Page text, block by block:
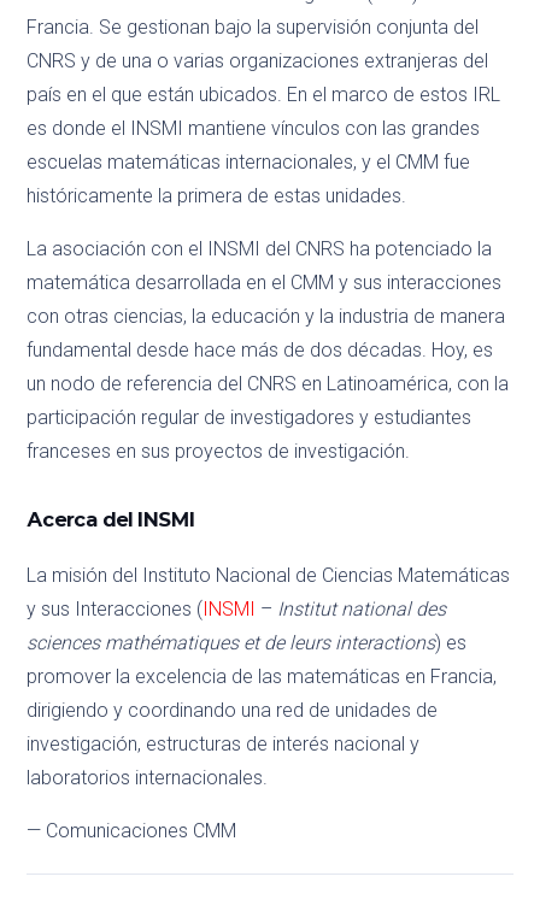
Francia. Se gestionan bajo la supervisión conjunta del
CNRS y de una o varias organizaciones extranjeras del
país en el que están ubicados. En el marco de estos IRL
es donde el INSMI mantiene vínculos con las grandes
escuelas matemáticas internacionales, y el CMM fue
históricamente la primera de estas unidades.
La asociación con el INSMI del CNRS ha potenciado la
matemática desarrollada en el CMM y sus interacciones
con otras ciencias, la educación y la industria de manera
fundamental desde hace más de dos décadas. Hoy, es
un nodo de referencia del CNRS en Latinoamérica, con la
participación regular de investigadores y estudiantes
franceses en sus proyectos de investigación.
Acerca del INSMI
La misión del Instituto Nacional de Ciencias Matemáticas
y sus Interacciones (INSMI – Institut national des
sciences mathématiques et de leurs interactions) es
promover la excelencia de las matemáticas en Francia,
dirigiendo y coordinando una red de unidades de
investigación, estructuras de interés nacional y
laboratorios internacionales.
— Comunicaciones CMM